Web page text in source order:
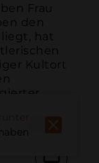
Frau
den
hat
Kultort